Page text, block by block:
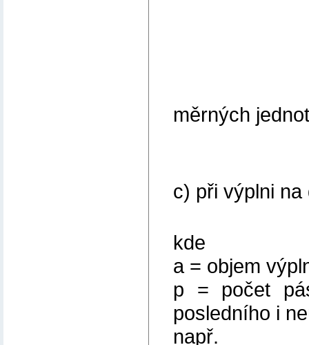
měrných
c) při výplni
kde
a = objem
p = počet
posledního i
např.